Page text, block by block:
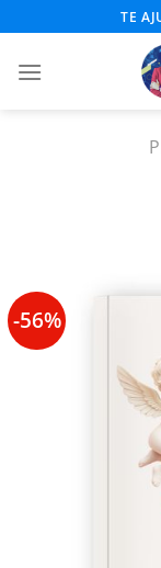
to
content
TE
-56%